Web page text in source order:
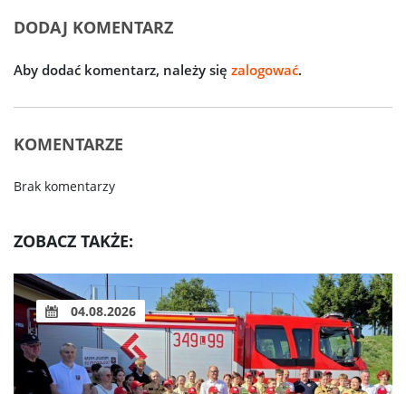
DODAJ KOMENTARZ
Aby dodać komentarz, należy się zalogować.
KOMENTARZE
Brak komentarzy
ZOBACZ TAKŻE:
04.08.2026